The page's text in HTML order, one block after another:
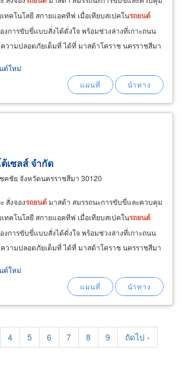
ทคโนโลยี สกายแอคทีฟ เมื่อเทียบสเปคในรถยนต์
งการขับขี่แบบสั่งได้ดั่งใจ พร้อมช่วงล่างที่เกาะถนน
ความปลอดภัยเต็มที่ ได้ที่ มาสด้าโคราช นครราชสีมา
ต์ใหม่
เซลส์ จำกัด
คชัย จังหวัดนครราชสีมา 30120
สั่งจองรถยนต์มาสด้า สมรรถนะการขับขี่และควบคุม
ทคโนโลยี สกายแอคทีฟ เมื่อเทียบสเปคในรถยนต์
งการขับขี่แบบสั่งได้ดั่งใจ พร้อมช่วงล่างที่เกาะถนน
ความปลอดภัยเต็มที่ ได้ที่ มาสด้าโคราช นครราชสีมา
ต์ใหม่
Page
4 Page
5 Page
6 Page
7 Page
8 Page
9
Next
page
ถัดไป ›